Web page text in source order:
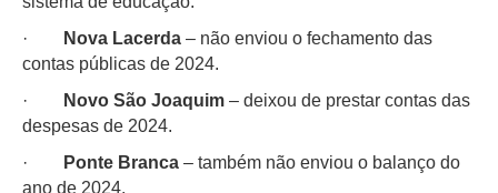
·
Nova Lacerda – não enviou o fechamento das
contas públicas de 2024.
·
Novo São Joaquim – deixou de prestar contas das
despesas de 2024.
·
Ponte Branca – também não enviou o balanço do
ano de 2024.